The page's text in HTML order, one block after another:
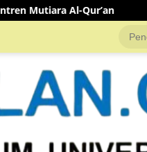
TIM MINI SOCCER